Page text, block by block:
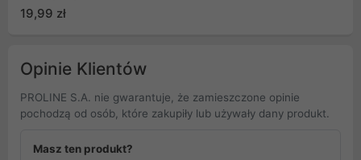
Passed (PCF8-10CU-
19,99 zł
Opinie Klientów
PROLINE S.A. nie gwarantuje, że zamieszczone opinie
pochodzą od osób, które zakupiły lub używały dany produkt.
Masz ten produkt?